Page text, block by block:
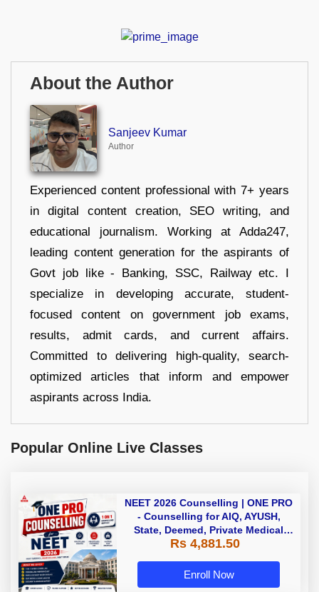
About the Author
Sanjeev Kumar
Author
Experienced content professional with 7+ years
in digital content creation, SEO writing, and
educational journalism. Working at Adda247,
leading content generation for the aspirants of
Govt job like - Banking, SSC, Railway etc. I
specialize in developing accurate, student-
focused content on government job exams,
results, admit cards, and current affairs.
Committed to delivering high-quality, search-
optimized articles that inform and empower
aspirants across India.
Popular Online Live Classes
NEET 2026 Counselling | ONE PRO
- Counselling for AIQ, AYUSH,
State, Deemed, Private Medical
Colleges
Rs 4,881.50
Enroll Now